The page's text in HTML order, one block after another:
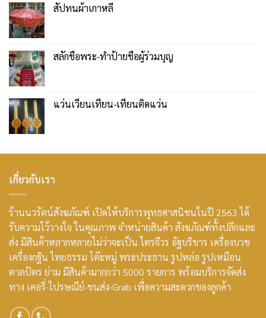
สัปทนผ้าเกาหลี
สลักชื่อพระ-ทำป้ายชื่อผู้ร่วมบุญ
แว่นเวียนเทียน-เทียนติดแว่น
เกี่ยวกับเรา
ร้านนวรัตน์สังฆภัณฑ์ เปิดให้บริการพุทธศาสนิชนในปี 2563 ได้
รับความไว้วางใจ ในคุณภาพ จำหน่ายสินค้า สังฆภัณฑ์ทั้งปลีกและ
ส่ง มีสินค้าหลากหลายไม่ว่าจะเป็น ไตรจีวร อัฐบริขาร เครื่องบวช
เครื่องกฐิน ไทยธรรม โต๊ะหมู่ พระประธาน รูปหล่อ รูปเหมือน
ตาลปัตร ย่าม มีสินค้ามากกว่า 5000 รายการ พร้อมบริการจัดส่ง
ทาง เคอรี่-ไปรษณีย์-ขนส่ง-Grab เพื่อความสะดวกของลูกค้า